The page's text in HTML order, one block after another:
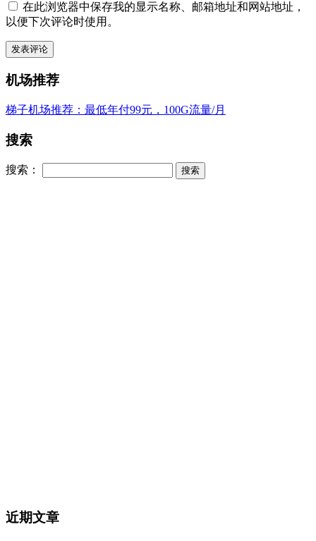
在此浏览器中保存我的显示名称、邮箱地址和网站地址，
以便下次评论时使用。
机场推荐
梯子机场推荐：最低年付99元，100G流量/月
搜索
搜索：
近期文章